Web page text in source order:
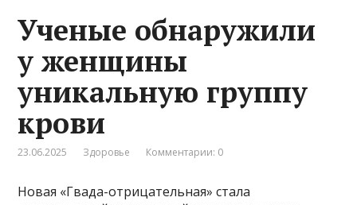
Ученые обнаружили
у женщины
уникальную группу
крови
23.06.2025 Здоровье Комментарии: 0
Новая «Гвада-отрицательная» стала